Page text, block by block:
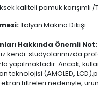
kaliteli pamuk karışımlı
İtalyan Makina Dikişi
Hakkında Önemli Not:
kendi stüdyolarımızda
yapılmaktadır. Ancak;
teknolojisi (AMOLED,
filtreleri nedeniyle,